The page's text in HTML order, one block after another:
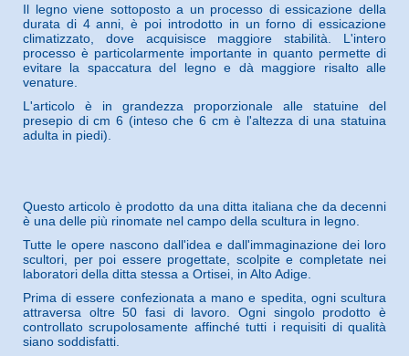
Il legno viene sottoposto a un processo di essicazione della
durata di 4 anni, è poi introdotto in un forno di essicazione
climatizzato, dove acquisisce maggiore stabilità. L'intero
processo è particolarmente importante in quanto permette di
evitare la spaccatura del legno e dà maggiore risalto alle
venature.
L'articolo è in grandezza proporzionale alle statuine del
presepio di cm 6 (inteso che 6 cm è l'altezza di una statuina
adulta in piedi).
Questo articolo è prodotto da una ditta italiana che da decenni
è una delle più rinomate nel campo della scultura in legno.
Tutte le opere nascono dall'idea e dall'immaginazione dei loro
scultori, per poi essere progettate, scolpite e completate nei
laboratori della ditta stessa a Ortisei, in Alto Adige.
Prima di essere confezionata a mano e spedita, ogni scultura
attraversa oltre 50 fasi di lavoro. Ogni singolo prodotto è
controllato scrupolosamente affinché tutti i requisiti di qualità
siano soddisfatti.